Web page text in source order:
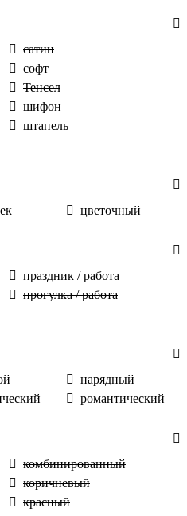
сатин
софт
Тенсел
шифон
штапель
цветочный
праздник / работа
прогулка / работа
нарядный
романтический
комбинированный
коричневый
красный